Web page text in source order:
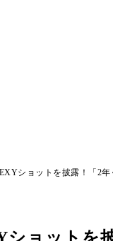
ショットを披露！「2
ョットを